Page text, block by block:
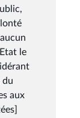
le
du
aux